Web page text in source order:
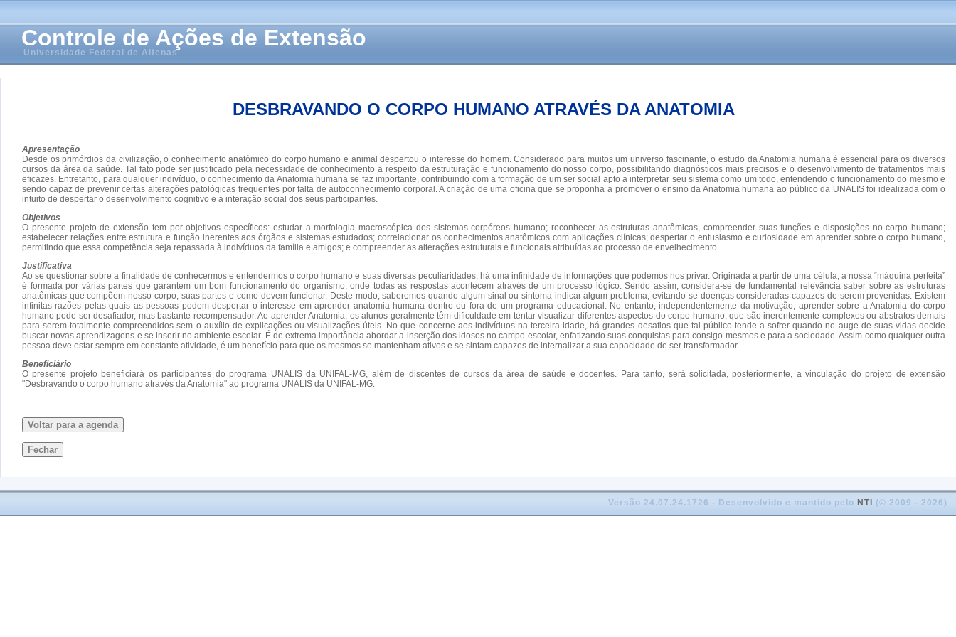
Controle de Ações de Extensão
Universidade Federal de Alfenas
DESBRAVANDO O CORPO HUMANO ATRAVÉS DA ANATOMIA
Apresentação
Desde os primórdios da civilização, o conhecimento anatômico do corpo humano e animal despertou o interesse do homem. Considerado para muitos um universo fascinante, o estudo da Anatomia humana é essencial para os diversos
cursos da área da saúde. Tal fato pode ser justificado pela necessidade de conhecimento a respeito da estruturação e funcionamento do nosso corpo, possibilitando diagnósticos mais precisos e o desenvolvimento de tratamentos mais
eficazes. Entretanto, para qualquer indivíduo, o conhecimento da Anatomia humana se faz importante, contribuindo com a formação de um ser social apto a interpretar seu sistema como um todo, entendendo o funcionamento do mesmo e
sendo capaz de prevenir certas alterações patológicas frequentes por falta de autoconhecimento corporal. A criação de uma oficina que se proponha a promover o ensino da Anatomia humana ao público da UNALIS foi idealizada com o
intuito de despertar o desenvolvimento cognitivo e a interação social dos seus participantes.
Objetivos
O presente projeto de extensão tem por objetivos específicos: estudar a morfologia macroscópica dos sistemas corpóreos humano; reconhecer as estruturas anatômicas, compreender suas funções e disposições no corpo humano;
estabelecer relações entre estrutura e função inerentes aos órgãos e sistemas estudados; correlacionar os conhecimentos anatômicos com aplicações clínicas; despertar o entusiasmo e curiosidade em aprender sobre o corpo humano,
permitindo que essa competência seja repassada à indivíduos da família e amigos; e compreender as alterações estruturais e funcionais atribuídas ao processo de envelhecimento.
Justificativa
Ao se questionar sobre a finalidade de conhecermos e entendermos o corpo humano e suas diversas peculiaridades, há uma infinidade de informações que podemos nos privar. Originada a partir de uma célula, a nossa “máquina perfeita”
é formada por várias partes que garantem um bom funcionamento do organismo, onde todas as respostas acontecem através de um processo lógico. Sendo assim, considera-se de fundamental relevância saber sobre as estruturas
anatômicas que compõem nosso corpo, suas partes e como devem funcionar. Deste modo, saberemos quando algum sinal ou sintoma indicar algum problema, evitando-se doenças consideradas capazes de serem prevenidas. Existem
infinitas razões pelas quais as pessoas podem despertar o interesse em aprender anatomia humana dentro ou fora de um programa educacional. No entanto, independentemente da motivação, aprender sobre a Anatomia do corpo
humano pode ser desafiador, mas bastante recompensador. Ao aprender Anatomia, os alunos geralmente têm dificuldade em tentar visualizar diferentes aspectos do corpo humano, que são inerentemente complexos ou abstratos demais
para serem totalmente compreendidos sem o auxílio de explicações ou visualizações úteis. No que concerne aos indivíduos na terceira idade, há grandes desafios que tal público tende a sofrer quando no auge de suas vidas decide
buscar novas aprendizagens e se inserir no ambiente escolar. É de extrema importância abordar a inserção dos idosos no campo escolar, enfatizando suas conquistas para consigo mesmos e para a sociedade. Assim como qualquer outra
pessoa deve estar sempre em constante atividade, é um benefício para que os mesmos se mantenham ativos e se sintam capazes de internalizar a sua capacidade de ser transformador.
Beneficiário
O presente projeto beneficiará os participantes do programa UNALIS da UNIFAL-MG, além de discentes de cursos da área de saúde e docentes. Para tanto, será solicitada, posteriormente, a vinculação do projeto de extensão
"Desbravando o corpo humano através da Anatomia" ao programa UNALIS da UNIFAL-MG.
Voltar para a agenda
Fechar
Versão 24.07.24.1726 - Desenvolvido e mantido pelo NTI (© 2009 - 2026)